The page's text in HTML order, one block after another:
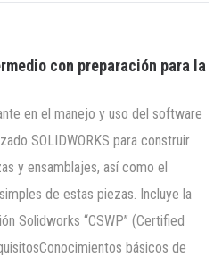
con preparación para la
en el manejo y uso del software
SOLIDWORKS para construir
y ensamblajes, así como el
de estas piezas. Incluye la
Solidworks “CSWP” (Certified
básicos de